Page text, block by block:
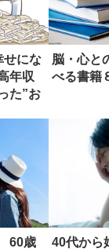
せにな
年収
た”お
脳・心と
べる書籍
60歳
40代から